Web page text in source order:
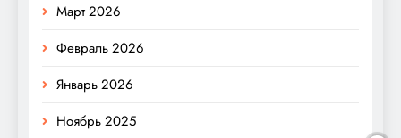
Март 2026
Февраль 2026
Январь 2026
Ноябрь 2025